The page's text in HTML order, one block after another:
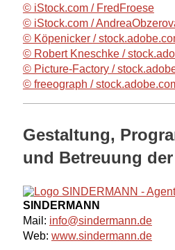
© iStock.com / FredFroese
© iStock.com /
© Köpenicker /
© Robert Kneschke /
© Picture-Factory /
© freeograph /
Gestaltung,
und Betreuung
SINDERMANN
Mail: info@sindermann.de
Web: www.sindermann.de